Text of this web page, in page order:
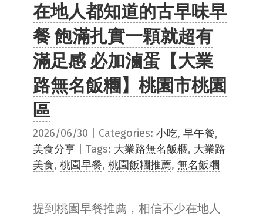
在地人都知道的古早味早
餐 飽滿扎實一顆就超有
滿足感 必加滷蛋【大業
路無名飯糰】桃園市桃園
區
2026/06/30 Categories: 小吃, 早午餐,
美食分享
Tags: 大業路無名飯糰, 大業路
美食, 桃園早餐, 桃園飯糰推薦, 無名飯糰
提到桃園早餐推薦，相信不少在地人